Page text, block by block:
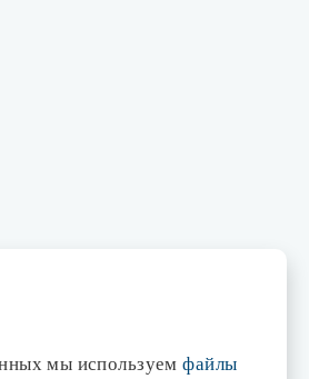
мы используемфайлы